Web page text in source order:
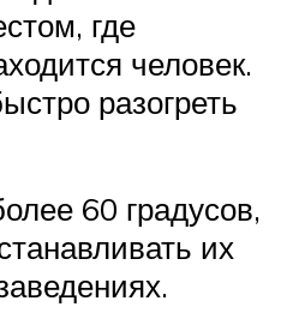
где
человек.
разогреть
60 градусов,
их